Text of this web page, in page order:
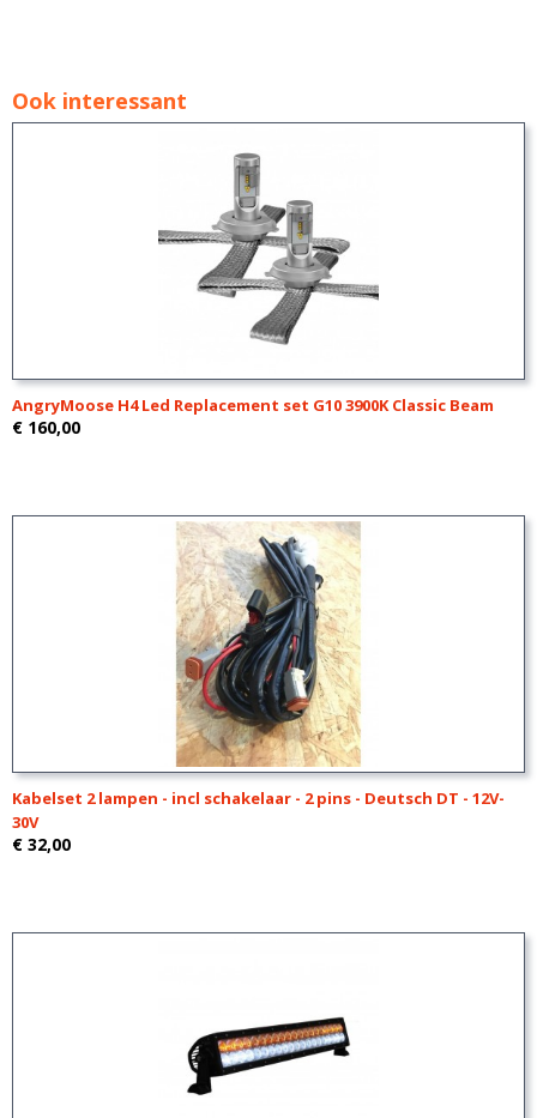
Ook interessant
AngryMoose H4 Led Replacement set G10 3900K Classic Beam
€ 160,00
Kabelset 2 lampen - incl schakelaar - 2 pins - Deutsch DT - 12V-
30V
€ 32,00